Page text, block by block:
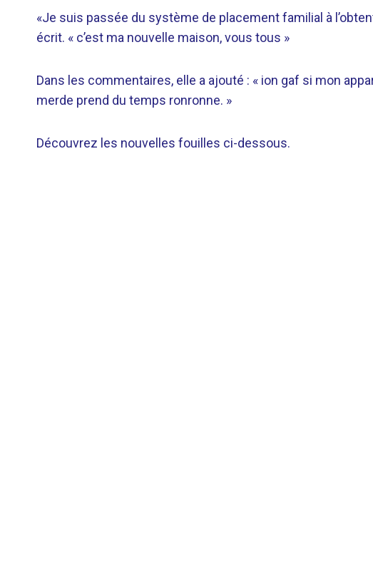
«Je suis passée du système de placement familial à
écrit. « c’est ma nouvelle maison, vous tous »
Dans les commentaires, elle a ajouté : « ion gaf si mon
merde prend du temps ronronne. »
Découvrez les nouvelles fouilles ci-dessous.